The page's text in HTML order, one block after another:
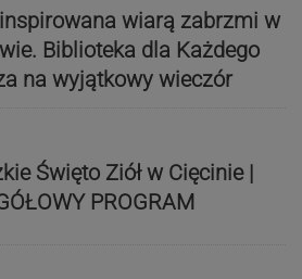
wiarą zabrzmi w
Biblioteka dla Każdego
na wyjątkowy wieczór
Święto Ziół w Cięcinie |
PROGRAM